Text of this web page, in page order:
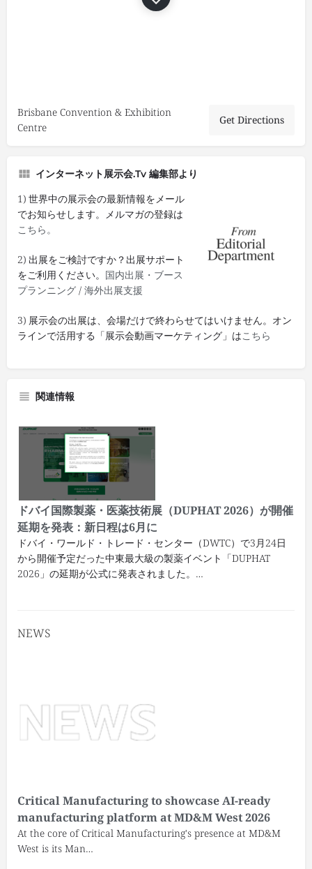
Brisbane Convention & Exhibition
Centre
Get Directions
インターネット展示会.tv 編集部より
1) 世界中の展示会の最新情報をメール
でお知らせします。メルマガの登録は
こちら。
2) 出展をご検討ですか？出展サポート
をご利用ください。 国内出展・ブース
プランニング / 海外出展支援
3) 展示会の出展は、会場だけで終わらせてはいけません。オン
ラインで活用する「展示会動画マーケティング」はこちら
関連情報
ドバイ国際製薬・医薬技術展（DUPHAT 2026）が開催
延期を発表：新日程は6月に
ドバイ・ワールド・トレード・センター（DWTC）で3月24日
から開催予定だった中東最大級の製薬イベント「DUPHAT
2026」の延期が公式に発表されました。…
NEWS
Critical Manufacturing to showcase AI-ready
manufacturing platform at MD&M West 2026
At the core of Critical Manufacturing's presence at MD&M
West is its Man…